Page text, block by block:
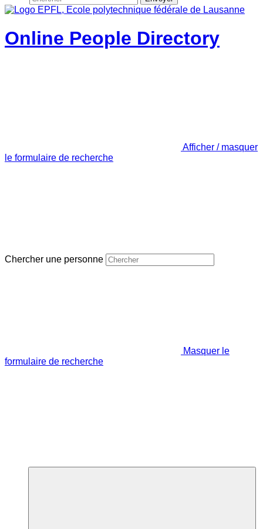
Online People Directory
Afficher / masquer
le formulaire de recherche
Chercher une personne
Masquer le
formulaire de recherche